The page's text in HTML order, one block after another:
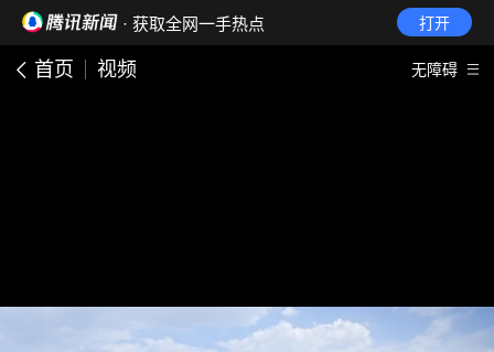
· 获取全网一手热点 打开
首页 视频 无障碍